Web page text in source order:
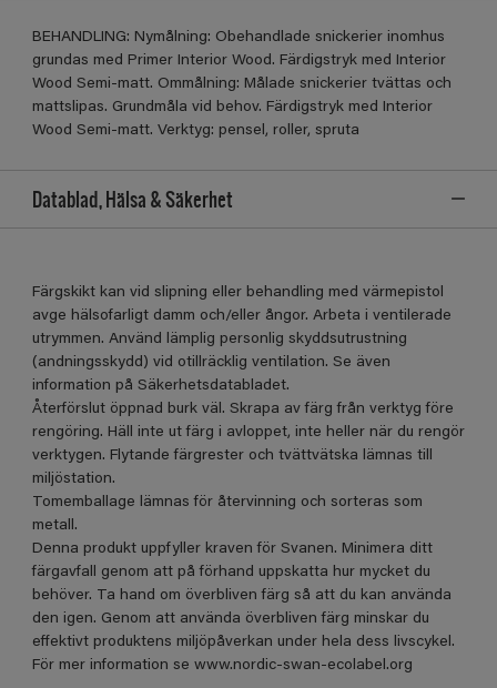
BEHANDLING: Nymålning: Obehandlade snickerier inomhus
grundas med Primer Interior Wood. Färdigstryk med Interior
Wood Semi-matt. Ommålning: Målade snickerier tvättas och
mattslipas. Grundmåla vid behov. Färdigstryk med Interior
Wood Semi-matt. Verktyg: pensel, roller, spruta
Datablad, Hälsa & Säkerhet
Färgskikt kan vid slipning eller behandling med värmepistol
avge hälsofarligt damm och/eller ångor. Arbeta i ventilerade
utrymmen. Använd lämplig personlig skyddsutrustning
(andningsskydd) vid otillräcklig ventilation. Se även
information på Säkerhetsdatabladet.
Återförslut öppnad burk väl. Skrapa av färg från verktyg före
rengöring. Häll inte ut färg i avloppet, inte heller när du rengör
verktygen. Flytande färgrester och tvättvätska lämnas till
miljöstation.
Tomemballage lämnas för återvinning och sorteras som
metall.
Denna produkt uppfyller kraven för Svanen. Minimera ditt
färgavfall genom att på förhand uppskatta hur mycket du
behöver. Ta hand om överbliven färg så att du kan använda
den igen. Genom att använda överbliven färg minskar du
effektivt produktens miljöpåverkan under hela dess livscykel.
För mer information se www.nordic-swan-ecolabel.org